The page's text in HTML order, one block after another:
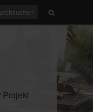
Projekt